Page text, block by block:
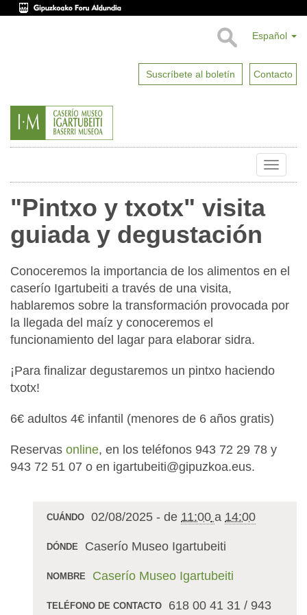
Español
Suscríbete al boletín Contacto
Toggle
"Pintxo y txotx" visita
guiada y degustación
Conoceremos la importancia de los alimentos en el
caserío Igartubeiti a través de una visita,
hablaremos sobre la transformación provocada por
la llegada del maíz y conoceremos el
funcionamiento del lagar para elaborar sidra.
¡Para finalizar degustaremos un pintxo haciendo
txotx!
6€ adultos 4€ infantil (menores de 6 años gratis)
Reservas online, en los teléfonos 943 72 29 78 y
943 72 51 07 o en igartubeiti@gipuzkoa.eus.
CUÁNDO 02/08/2025 - de 11:00 a 14:00
DÓNDE Caserío Museo Igartubeiti
NOMBRE Caserío Museo Igartubeiti
TELÉFONO DE CONTACTO 618 00 41 31 / 943